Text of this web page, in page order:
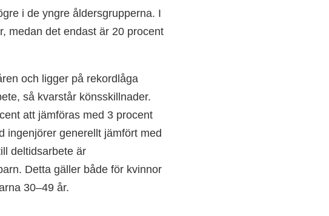
i de yngre åldersgrupperna. I
medan det endast är 20 procent
och ligger på rekordlåga
så kvarstår könsskillnader.
att jämföras med 3 procent
ingenjörer generellt jämfört med
deltidsarbete är
Detta gäller både för kvinnor
30–49 år.